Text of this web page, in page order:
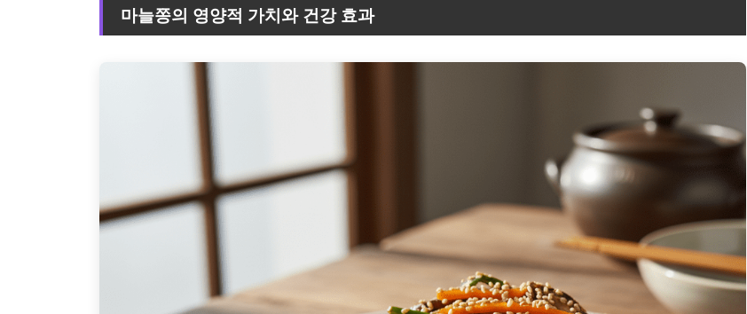
마늘쫑의 영양적 가치와 건강 효과